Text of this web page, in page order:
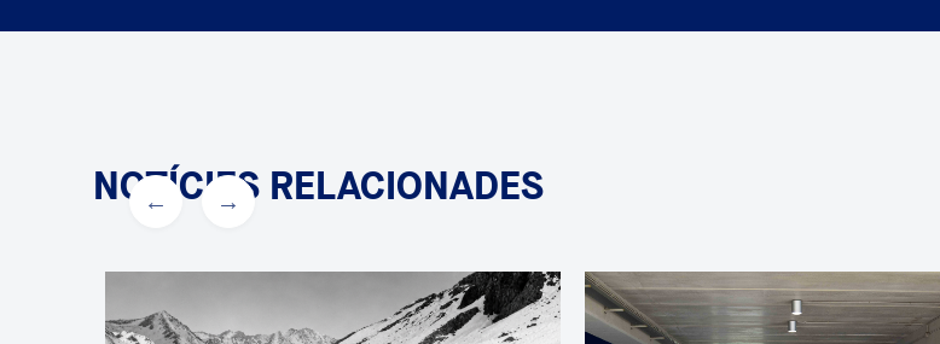
NOTÍCIES RELACIONADES